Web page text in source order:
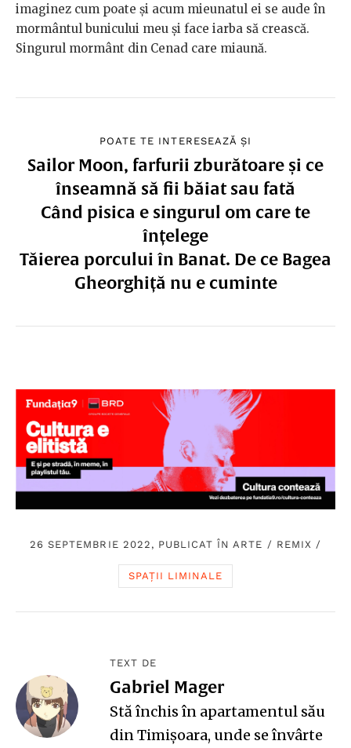
imaginez cum poate și acum mieunatul ei se aude în
mormântul bunicului meu și face iarba să crească.
Singurul mormânt din Cenad care miaună.
POATE TE INTERESEAZĂ ȘI
Sailor Moon, farfurii zburătoare și ce
înseamnă să fii băiat sau fată
Când pisica e singurul om care te
înțelege
Tăierea porcului în Banat. De ce Bagea
Gheorghiță nu e cuminte
26 SEPTEMBRIE 2022, PUBLICAT ÎN ARTE / REMIX /
SPAȚII LIMINALE
TEXT DE
Gabriel Mager
Stă închis în apartamentul său
din Timișoara, unde se învârte